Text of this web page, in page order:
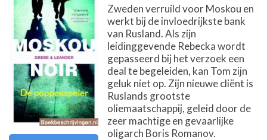
Zweden verruild voor Moskou en
werkt bij de invloedrijkste bank
van Rusland. Als zijn
leidinggevende Rebecka wordt
gepasseerd bij het verzoek een
deal te begeleiden, kan Tom zijn
geluk niet op. Zijn nieuwe cliënt is
Ruslands grootste
oliemaatschappij, geleid door de
zeer machtige en gevaarlijke
oligarch Boris Romanov.